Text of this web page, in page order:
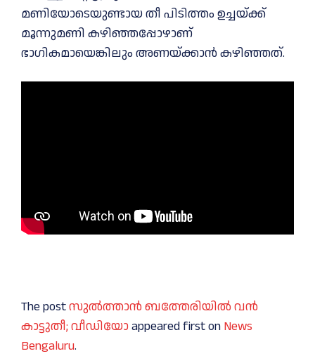
മണിയോടെയുണ്ടായ തീ പിടിത്തം ഉച്ചയ്ക്ക്
മൂന്നുമണി കഴിഞ്ഞപ്പോഴാണ്
ഭാഗികമായെങ്കിലും അണയ്ക്കാന്‍ കഴിഞ്ഞത്.
The postസുല്‍ത്താന്‍ ബത്തേരിയില്‍ വന്‍
കാട്ടുതീ; വീഡിയോ appeared first on News
Bengaluru.